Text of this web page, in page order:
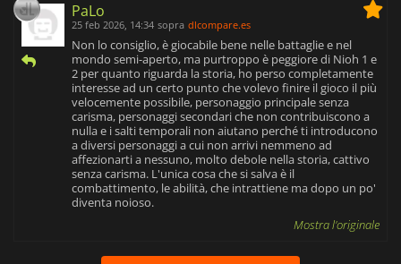
PaLo
25 feb 2026, 14:34 sopra dlcompare.es
Non lo consiglio, è giocabile bene nelle battaglie e nel
mondo semi-aperto, ma purtroppo è peggiore di Nioh 1 e
2 per quanto riguarda la storia, ho perso completamente
interesse ad un certo punto che volevo finire il gioco il più
velocemente possibile, personaggio principale senza
carisma, personaggi secondari che non contribuiscono a
nulla e i salti temporali non aiutano perché ti introducono
a diversi personaggi a cui non arrivi nemmeno ad
affezionarti a nessuno, molto debole nella storia, cattivo
senza carisma. L'unica cosa che si salva è il
combattimento, le abilità, che intrattiene ma dopo un po'
diventa noioso.
Mostra l'originale